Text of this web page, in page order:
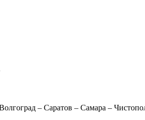
– Саратов – Самара –